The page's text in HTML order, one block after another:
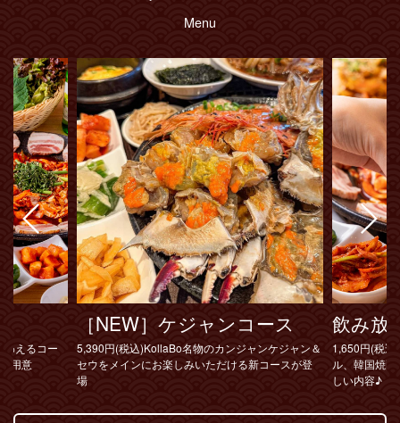
Menu
わえるコー
用意
［NEW］ケジャンコース
5,390円(税込)KollaBo名物のカンジャンケジャン＆
セウをメインにお楽しみいただける新コースが登
場
飲み放
1,650円(税込
ル、韓国焼
しい内容♪